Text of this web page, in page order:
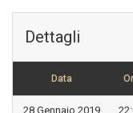
Dettagli
Data
28 Gennaio 2019